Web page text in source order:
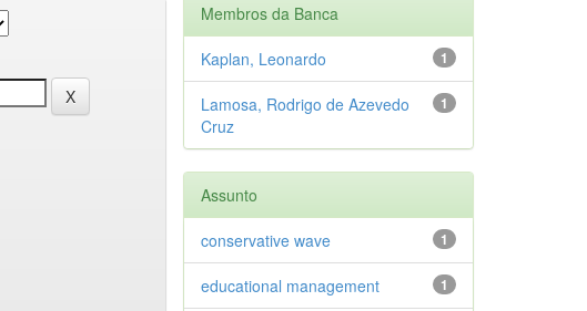
Membros da Banca
1
Kaplan, Leonardo
1
Lamosa, Rodrigo de Azevedo
Cruz
Assunto
1
conservative wave
1
educational management